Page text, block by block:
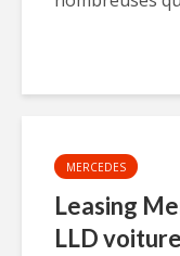
MERCEDES
Leasing
LLD